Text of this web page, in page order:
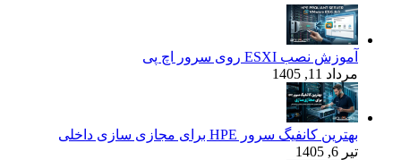
آموزش نصب ESXI روی سرور اچ پی
مرداد 11, 1405
بهترین کانفیگ‌ سرور HPE برای مجازی‌ سازی داخلی
تیر 6, 1405